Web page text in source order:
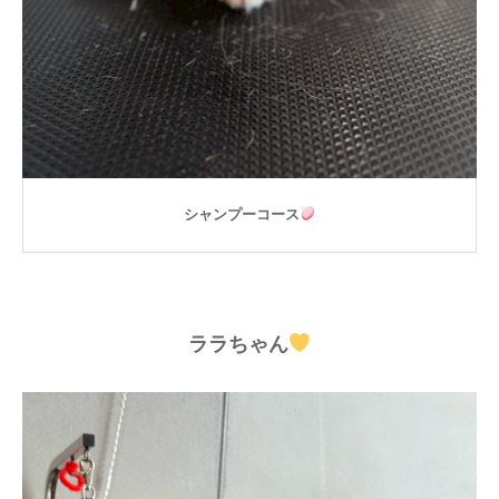
シャンプーコース
ララちゃん